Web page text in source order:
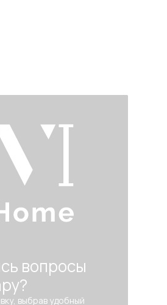
вопросы
выбрав удобный